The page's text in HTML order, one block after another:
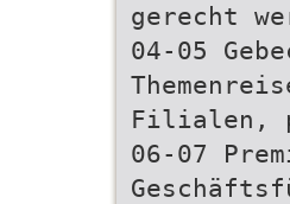
gerecht
04-05
Filialen,
06-07